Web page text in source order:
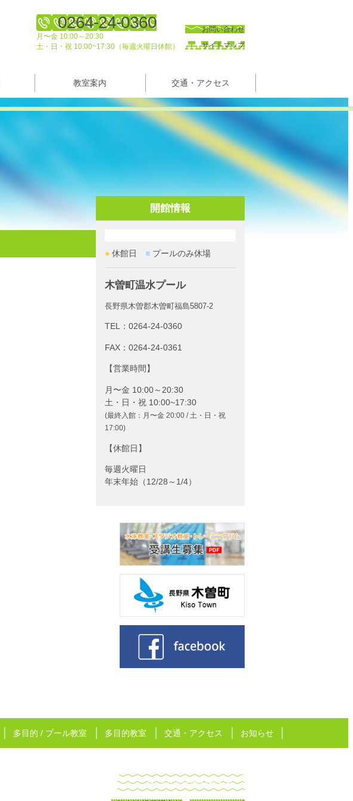
0264-24-0360
月〜金 10:00～20:30
土・日・祝 10:00~17:30（毎週火曜日休館）
お問い合わせ
サイトマップ
教室案内 交通・アクセス
開館情報
● 休館日 ■ プールのみ休場
木曽町温水プール
長野県木曽郡木曽町福島5807-2
TEL： 0264-24-0360
FAX：0264-24-0361
営業時間
月〜金 10:00～20:30
土・日・祝 10:00~17:30
(最終入館：月〜金 20:00 / 土・日・祝
17:00)
休館日
毎週火曜日
年末年始（12/28～1/4）
多目的 / プール教室 多目的教室 交通・アクセス お知らせ
メールでのお問い合わせ